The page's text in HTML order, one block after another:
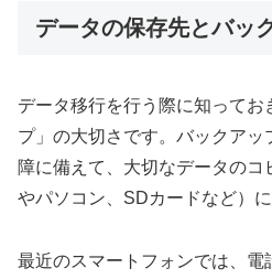
データの保存先とバッ
データ移行を行う際に知ってお
プ」の大切さです。バックア
障に備えて、大切なデータのコ
やパソコン、SDカードなど）
最近のスマートフォンでは、電